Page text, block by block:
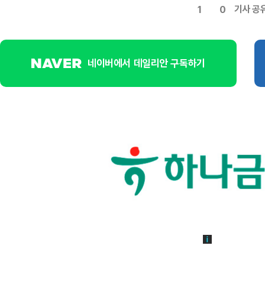
1 0 기사 공
네이버에서 데일리안 구독하기